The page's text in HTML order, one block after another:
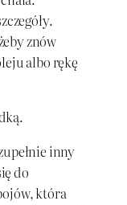
znów
albo rękę
inny
do
która